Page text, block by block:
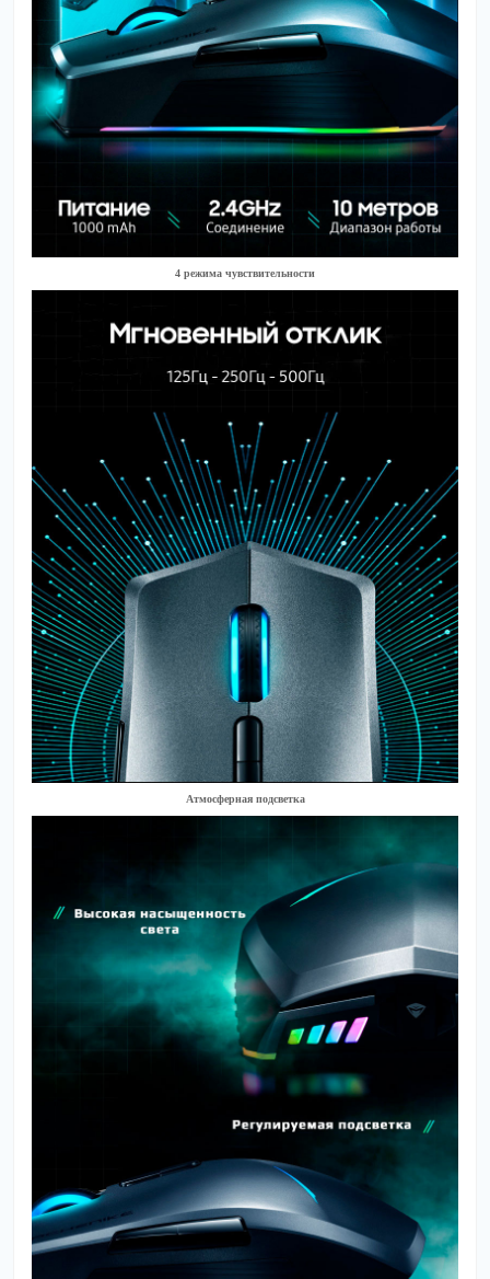
4 режима чувствительности
Атмосферная подсветка